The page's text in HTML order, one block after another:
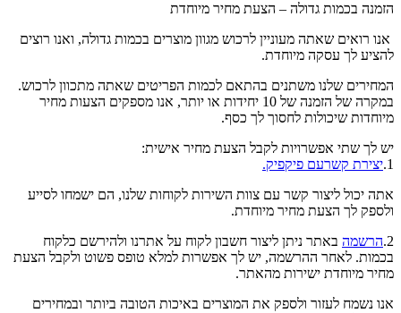
הזמנה בכמות גדולה – הצעת מחיר מיוחדת
אנו רואים שאתה מעוניין לרכוש מגוון מוצרים בכמות גדולה, ואנו רוצים
להציע לך עסקה מיוחדת.
המחירים שלנו משתנים בהתאם לכמות הפריטים שאתה מתכוון לרכוש.
במקרה של הזמנה של 10 יחידות או יותר, אנו מספקים הצעות מחיר
מיוחדות שיכולות לחסוך לך כסף.
יש לך שתי אפשרויות לקבל הצעת מחיר אישית:
1. יצירת קשרעם פיקפיק.
אתה יכול ליצור קשר עם צוות השירות לקוחות שלנו, הם ישמחו לסייע
ולספק לך הצעת מחיר מיוחדת.
2. הרשמה באתר ניתן ליצור חשבון לקוח על אתרנו ולהירשם כלקוח
בכמות. לאחר ההרשמה, יש לך אפשרות למלא טופס פשוט ולקבל הצעת
מחיר מיוחדת ישירות מהאתר.
אנו נשמח לעזור ולספק את המוצרים באיכות הטובה ביותר ובמחירים